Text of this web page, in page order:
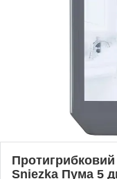
Протигрибковий
Sniezka Пума 5